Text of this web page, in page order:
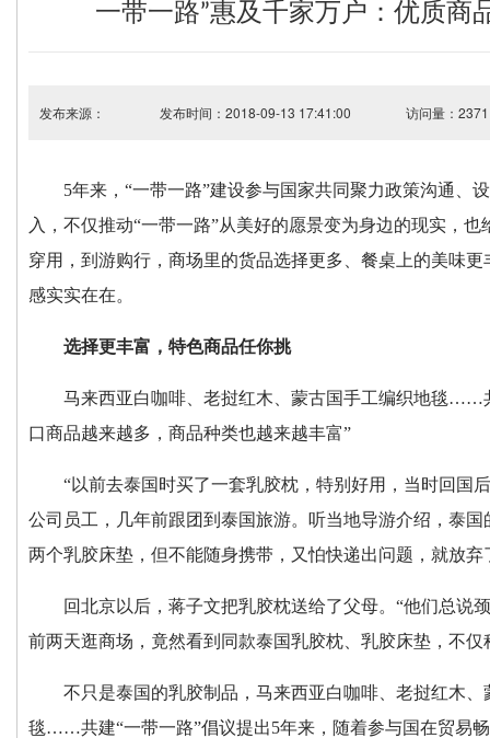
一带一路”惠及千家万户：优质商
发布来源： 发布时间：2018-09-13 17:41:00 访问量：2371
5年来，“一带一路”建设参与国家共同聚力政策沟通、
入，不仅推动“一带一路”从美好的愿景变为身边的现实，
穿用，到游购行，商场里的货品选择更多、餐桌上的美味
感实实在在。
选择更丰富，特色商品任你挑
马来西亚白咖啡、老挝红木、蒙古国手工编织地毯……
口商品越来越多，商品种类也越来越丰富”
“以前去泰国时买了一套乳胶枕，特别好用，当时回国
公司员工，几年前跟团到泰国旅游。听当地导游介绍，泰
两个乳胶床垫，但不能随身携带，又怕快递出问题，就放弃
回北京以后，蒋子文把乳胶枕送给了父母。“他们总说
前两天逛商场，竟然看到同款泰国乳胶枕、乳胶床垫，不
不只是泰国的乳胶制品，马来西亚白咖啡、老挝红木
毯……共建“一带一路”倡议提出5年来，随着参与国在贸易